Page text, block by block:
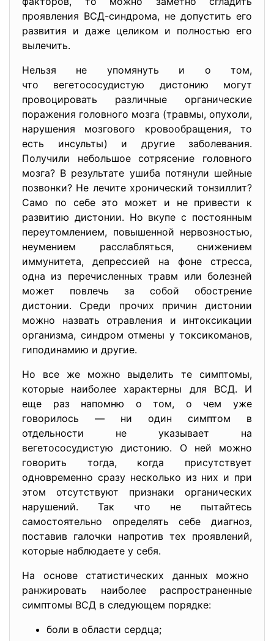
проявления ВСД-синдрома, не допустить его
развития и даже целиком и полностью его
вылечить.
Нельзя не упомянуть и о том,
что вегетососудистую дистонию могут
провоцировать различные органические
поражения головного мозга (травмы, опухоли,
нарушения мозгового кровообращения, то
есть инсульты) и другие заболевания.
Получили небольшое сотрясение головного
мозга? В результате ушиба потянули шейные
позвонки? Не лечите хронический тонзиллит?
Само по себе это может и не привести к
развитию дистонии. Но вкупе с постоянным
переутомлением, повышенной нервозностью,
неумением расслабляться, снижением
иммунитета, депрессией на фоне стресса,
одна из перечисленных травм или болезней
может повлечь за собой обострение
дистонии. Среди прочих причин дистонии
можно назвать отравления и интоксикации
организма, синдром отмены у токсикоманов,
гиподинамию и другие.
Но все же можно выделить те симптомы,
которые наиболее характерны для ВСД. И
еще раз напомню о том, о чем уже
говорилось — ни один симптом в
отдельности не указывает на
вегетососудистую дистонию. О ней можно
говорить тогда, когда присутствует
одновременно сразу несколько из них и при
этом отсутствуют признаки органических
нарушений. Так что не пытайтесь
самостоятельно определять себе диагноз,
поставив галочки напротив тех проявлений,
которые наблюдаете у себя.
На основе статистических данных можно
ранжировать наиболее распространенные
симптомы ВСД в следующем порядке:
боли в области сердца;